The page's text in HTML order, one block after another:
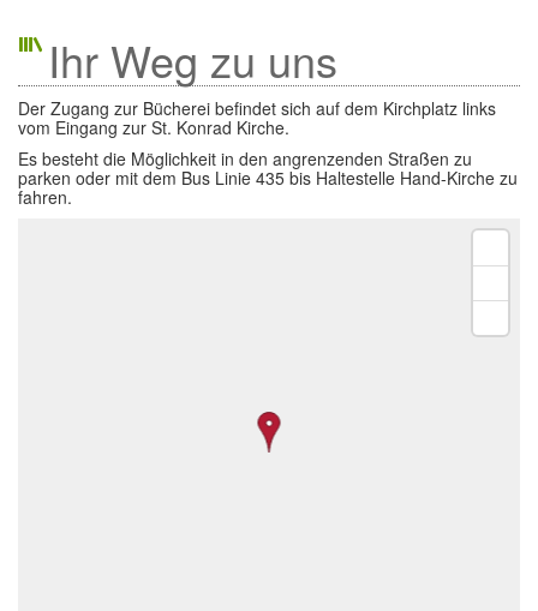
Ihr Weg zu uns
Der Zugang zur Bücherei befindet sich auf dem Kirchplatz links
vom Eingang zur St. Konrad Kirche.
Es besteht die Möglichkeit in den angrenzenden Straßen zu
parken oder mit dem Bus Linie 435 bis Haltestelle Hand-Kirche zu
fahren.